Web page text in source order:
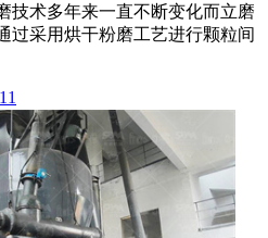
技术多年来一直不断变化而立磨
过采用烘干粉磨工艺进行颗粒间